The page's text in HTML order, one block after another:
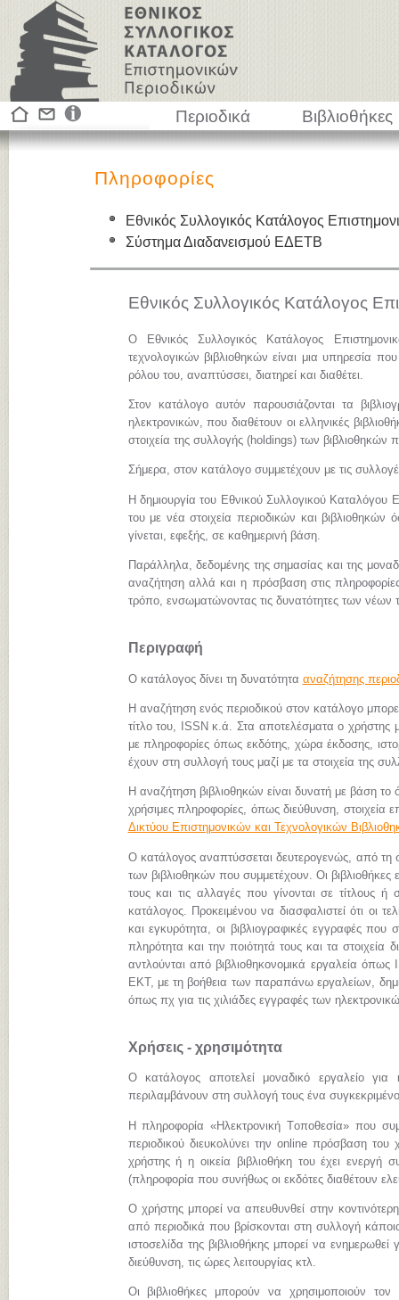
Περιοδικά Βιβλιοθήκες
Πληροφορίες
Εθνικός Συλλογικός Κατάλογος
Σύστημα Διαδανεισμού ΕΔΕΤΒ
Εθνικός Συλλογικός Κατάλογος
Ο Εθνικός Συλλογικός Κατάλογος
τεχνολογικών βιβλιοθηκών είναι μια υπηρεσία
ρόλου του, αναπτύσσει, διατηρεί και διαθέτει.
Στον κατάλογο αυτόν παρουσιάζονται τα
ηλεκτρονικών, που διαθέτουν οι ελληνικές
στοιχεία της συλλογής (holdings) των βιβλιοθηκών
Σήμερα, στον κατάλογο συμμετέχουν με τις
Η δημιουργία του Εθνικού Συλλογικού Καταλόγου
του με νέα στοιχεία περιοδικών και
γίνεται, εφεξής, σε καθημερινή βάση.
Παράλληλα, δεδομένης της σημασίας και της
αναζήτηση αλλά και η πρόσβαση στις
τρόπο, ενσωματώνοντας τις δυνατότητες των νέων
Περιγραφή
Ο κατάλογος δίνει τη δυνατότητα αναζήτησης
Η αναζήτηση ενός περιοδικού στον κατάλογο
τίτλο του, ISSN κ.ά. Στα αποτελέσματα ο χρήστης
με πληροφορίες όπως εκδότης, χώρα έκδοσης,
έχουν στη συλλογή τους μαζί με τα στοιχεία της
Η αναζήτηση βιβλιοθηκών είναι δυνατή με βάση το
χρήσιμες πληροφορίες, όπως διεύθυνση, στοιχεία
Δικτύου Επιστημονικών και Τεχνολογικών
Ο κατάλογος αναπτύσσεται δευτερογενώς, από
των βιβλιοθηκών που συμμετέχουν. Οι
τους και τις αλλαγές που γίνονται σε τίτλους
κατάλογος. Προκειμένου να διασφαλιστεί ότι οι
και εγκυρότητα, οι βιβλιογραφικές εγγραφές που
πληρότητα και την ποιότητά τους και τα
αντλούνται από βιβλιοθηκονομικά εργαλεία
ΕΚΤ, με τη βοήθεια των παραπάνω εργαλείων,
όπως πχ για τις χιλιάδες εγγραφές των
Χρήσεις - χρησιμότητα
Ο κατάλογος αποτελεί μοναδικό εργαλείο
περιλαμβάνουν στη συλλογή τους ένα
Η πληροφορία «Hλεκτρονική Tοποθεσία» που
περιοδικού διευκολύνει την online πρόσβαση
χρήστης ή η οικεία βιβλιοθήκη του έχει
(πληροφορία που συνήθως οι εκδότες διαθέτουν
Ο χρήστης μπορεί να απευθυνθεί στην
από περιοδικά που βρίσκονται στη συλλογή
ιστοσελίδα της βιβλιοθήκης μπορεί να
διεύθυνση, τις ώρες λειτουργίας κτλ.
Οι βιβλιοθήκες μπορούν να χρησιμοποιούν